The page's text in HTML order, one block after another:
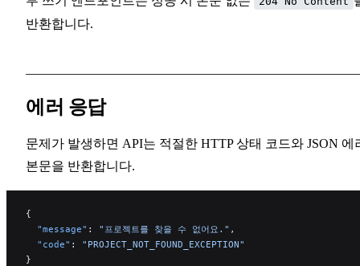
반환합니다.
에러 응답
문제가 발생하면 API는 적절한 HTTP 상태 코드와 JSON 에
본문을 반환합니다.
{
  "message"
: "프로젝트를 찾을 수 없어요." ,
  "code"
: "PROJECT_NOT_FOUND_EXCEPTION"
}